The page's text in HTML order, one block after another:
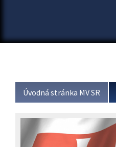
Úvodná stránka MV SR